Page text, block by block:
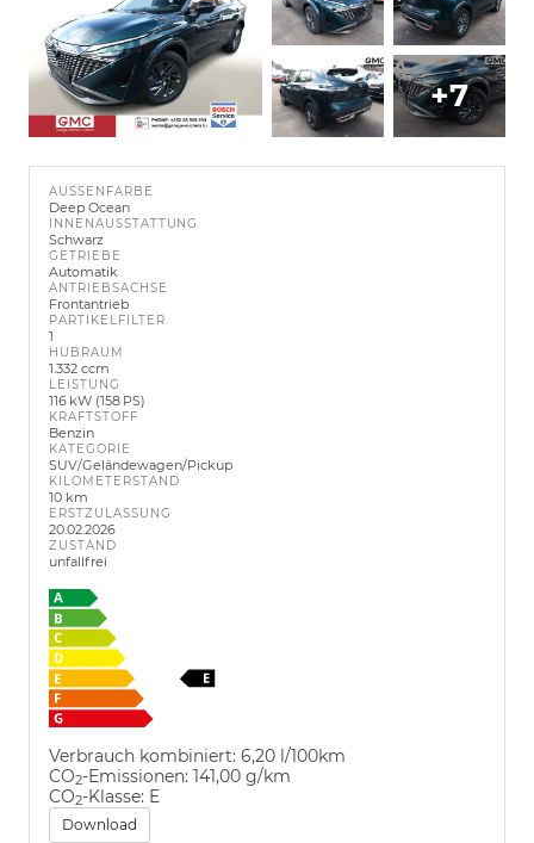
+7
AUSSENFARBE
Deep Ocean
INNENAUSSTATTUNG
Schwarz
GETRIEBE
Automatik
ANTRIEBSACHSE
Frontantrieb
PARTIKELFILTER
1
HUBRAUM
1.332 ccm
LEISTUNG
116 kW (158 PS)
KRAFTSTOFF
Benzin
KATEGORIE
SUV/Geländewagen/Pickup
KILOMETERSTAND
10 km
ERSTZULASSUNG
20.02.2026
ZUSTAND
unfallfrei
Verbrauch kombiniert: 6,20 l/100km
CO2-Emissionen: 141,00 g/km
CO2-Klasse: E
Download